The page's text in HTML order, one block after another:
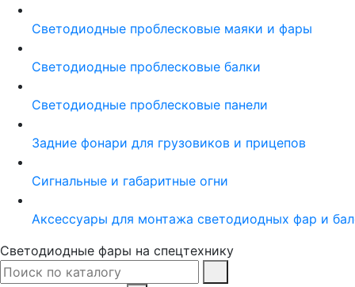
Светодиодные проблесковые маяки и фары
Светодиодные проблесковые балки
Светодиодные проблесковые панели
Задние фонари для грузовиков и прицепов
Сигнальные и габаритные огни
Аксессуары для монтажа светодиодных фар и
Светодиодные фары на спецтехнику